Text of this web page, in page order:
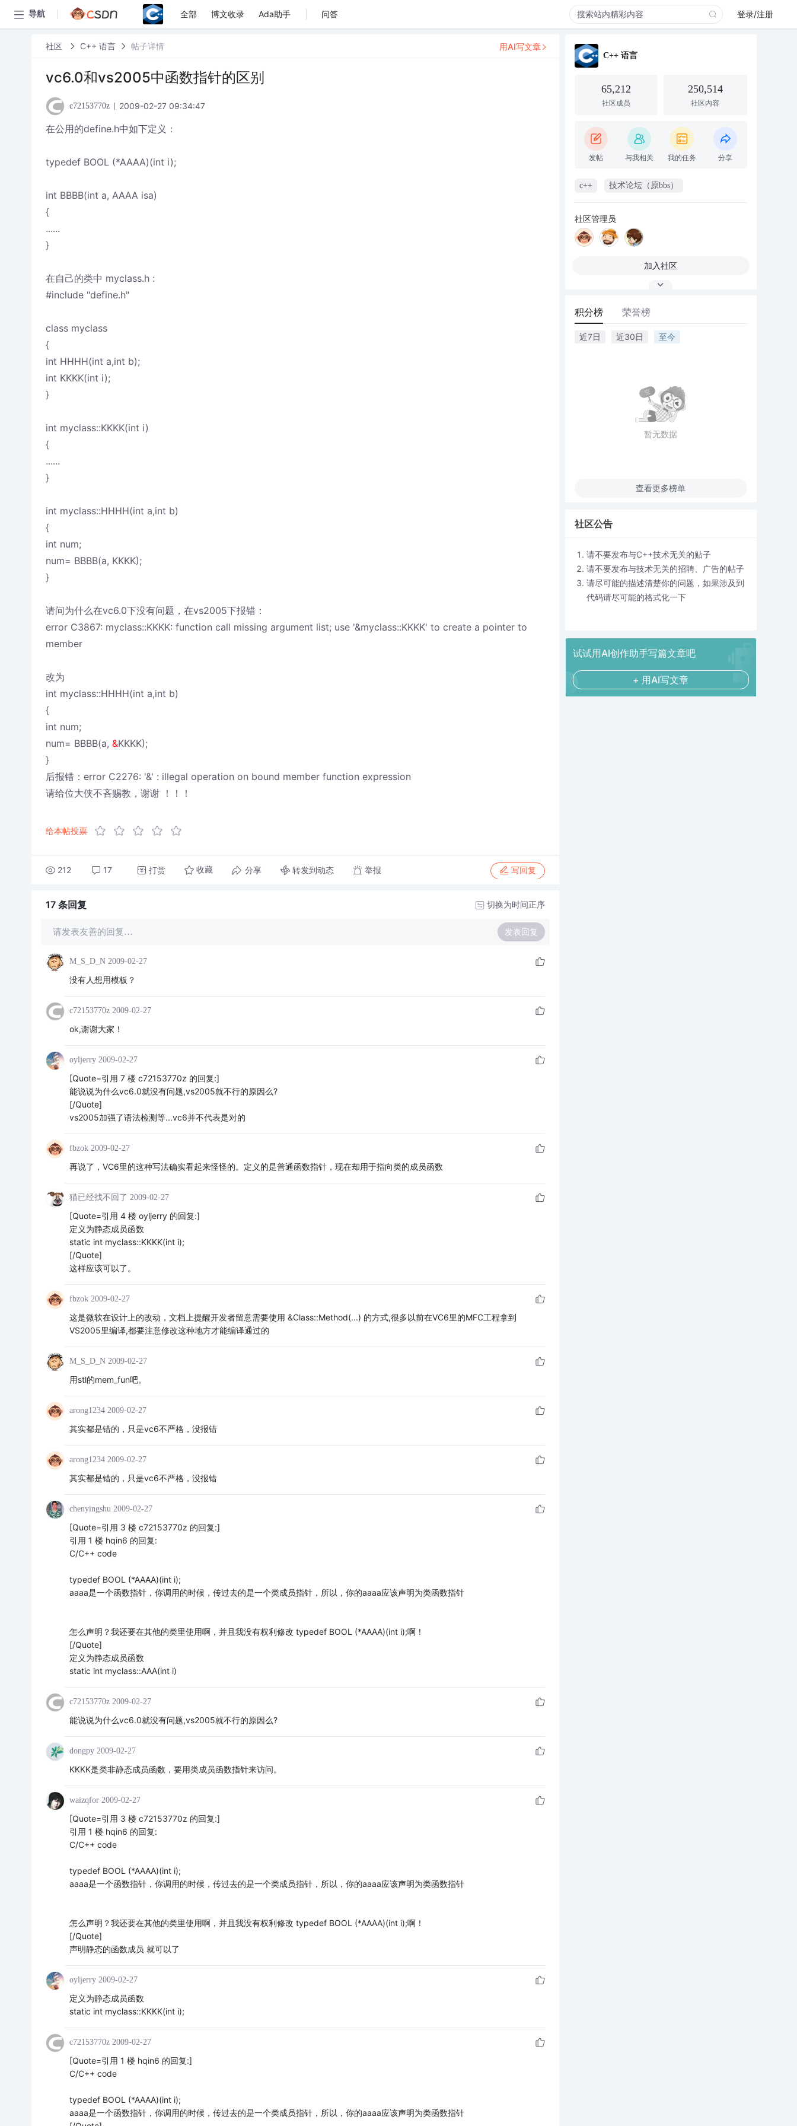
导航 全部 博文收录 Ada助手 问答 登录/注册
社区 C++ 语言 帖子详情
vc6.0和vs2005中函数指针的区别
c72153770z 2009-02-27 09:34:47
在公用的define.h中如下定义：
typedef BOOL (*AAAA)(int i);
int BBBB(int a, AAAA isa)
{
......
}
在自己的类中 myclass.h :
#include "define.h"
class myclass
{
int HHHH(int a,int b);
int KKKK(int i);
}
int myclass::KKKK(int i)
{
......
}
int myclass::HHHH(int a,int b)
{
int num;
num= BBBB(a, KKKK);
}
请问为什么在vc6.0下没有问题，在vs2005下报错：
error C3867: myclass::KKKK: function call missing argument list; use '&myclass::KKKK' to create a pointer to
member
改为
int myclass::HHHH(int a,int b)
{
int num;
num= BBBB(a, &KKKK);
}
后报错：error C2276: '&' : illegal operation on bound member function expression
请给位大侠不吝赐教，谢谢 ！！！
给本帖投票
212 17 打赏 收藏 分享 转发到动态 举报 写回复
用AI写文章
17 条回复 切换为时间正序
请发表友善的回复… 发表回复
M_S_D_N 2009-02-27
没有人想用模板？
c72153770z 2009-02-27
ok,谢谢大家！
oyljerry 2009-02-27
[Quote=引用 7 楼 c72153770z 的回复:]
能说说为什么vc6.0就没有问题,vs2005就不行的原因么?
[/Quote]
vs2005加强了语法检测等...vc6并不代表是对的
fbzok 2009-02-27
再说了，VC6里的这种写法确实看起来怪怪的。定义的是普通函数指针，现在却用于指向类的成员函数
猫已经找不回了 2009-02-27
[Quote=引用 4 楼 oyljerry 的回复:]
定义为静态成员函数
static int myclass::KKKK(int i);
[/Quote]
这样应该可以了。
fbzok 2009-02-27
这是微软在设计上的改动，文档上提醒开发者留意需要使用 &Class::Method(...) 的方式,很多以前在VC6里的MFC工程拿到
VS2005里编译,都要注意修改这种地方才能编译通过的
M_S_D_N 2009-02-27
用stl的mem_fun吧。
arong1234 2009-02-27
其实都是错的，只是vc6不严格，没报错
arong1234 2009-02-27
其实都是错的，只是vc6不严格，没报错
chenyingshu 2009-02-27
[Quote=引用 3 楼 c72153770z 的回复:]
引用 1 楼 hqin6 的回复:
C/C++ code
typedef BOOL (*AAAA)(int i);
aaaa是一个函数指针，你调用的时候，传过去的是一个类成员指针，所以，你的aaaa应该声明为类函数指针
怎么声明？我还要在其他的类里使用啊，并且我没有权利修改 typedef BOOL (*AAAA)(int i);啊！
[/Quote]
定义为静态成员函数
static int myclass::AAA(int i)
c72153770z 2009-02-27
能说说为什么vc6.0就没有问题,vs2005就不行的原因么?
dongpy 2009-02-27
KKKK是类非静态成员函数，要用类成员函数指针来访问。
waizqfor 2009-02-27
[Quote=引用 3 楼 c72153770z 的回复:]
引用 1 楼 hqin6 的回复:
C/C++ code
typedef BOOL (*AAAA)(int i);
aaaa是一个函数指针，你调用的时候，传过去的是一个类成员指针，所以，你的aaaa应该声明为类函数指针
怎么声明？我还要在其他的类里使用啊，并且我没有权利修改 typedef BOOL (*AAAA)(int i);啊！
[/Quote]
声明静态的函数成员 就可以了
oyljerry 2009-02-27
定义为静态成员函数
static int myclass::KKKK(int i);
c72153770z 2009-02-27
[Quote=引用 1 楼 hqin6 的回复:]
C/C++ code
typedef BOOL (*AAAA)(int i);
aaaa是一个函数指针，你调用的时候，传过去的是一个类成员指针，所以，你的aaaa应该声明为类函数指针
C++ 语言
65,212
社区成员
250,514
社区内容
发帖 与我相关 我的任务 分享
c++ 技术论坛（原bbs）
社区管理员
加入社区
积分榜 荣誉榜
近7日 近30日 至今
暂无数据
查看更多榜单
社区公告
请不要发布与C++技术无关的贴子
请不要发布与技术无关的招聘、广告的帖子
请尽可能的描述清楚你的问题，如果涉及到
代码请尽可能的格式化一下
试试用AI创作助手写篇文章吧
+ 用AI写文章